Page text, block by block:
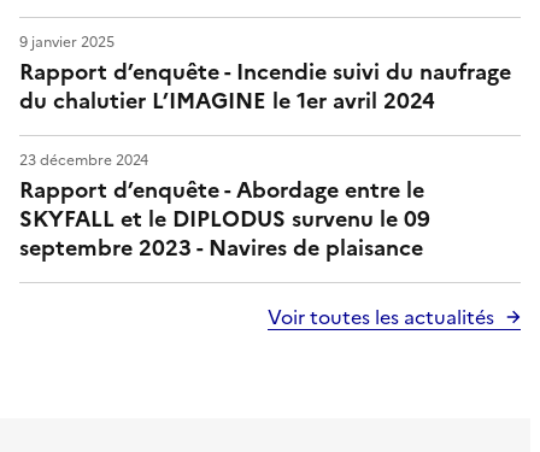
Rapport d’enquête - Incendie suivi du naufrage
du chalutier L’IMAGINE le 1er avril 2024
9 janvier 2025
Rapport d’enquête - Abordage entre le
SKYFALL et le DIPLODUS survenu le 09
septembre 2023 - Navires de plaisance
23 décembre 2024
Voir toutes les actualités